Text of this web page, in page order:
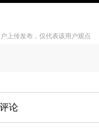
上传发布，仅代表该用户观点
论